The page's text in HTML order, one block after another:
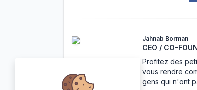
Jahnab Borman
CEO / CO-
Profitez des
vous rendre
gens qui n'ont